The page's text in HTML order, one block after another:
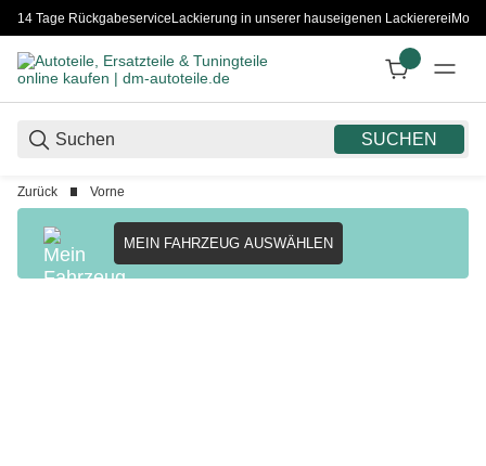
14 Tage RückgabeserviceLackierung in unserer hauseigenen Lackiererei
SUCHEN
Zurück Vorne
MEIN FAHRZEUG AUSWÄHLEN